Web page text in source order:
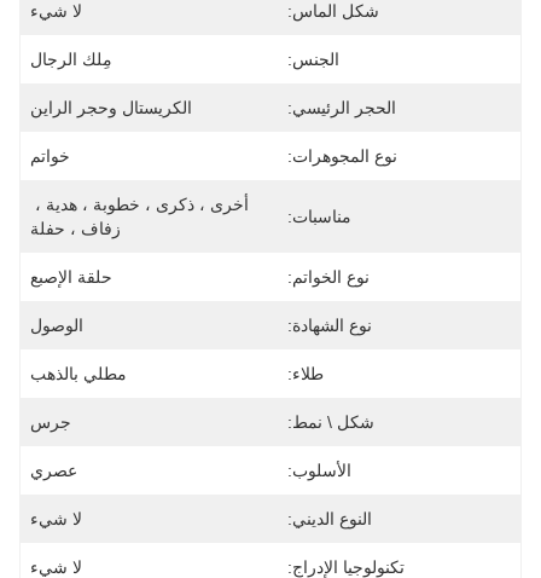
شكل الماس: لا شيء
الجنس: مِلك الرجال
الحجر الرئيسي: الكريستال وحجر الراين
نوع المجوهرات: خواتم
مناسبات:
زفاف ، حفلة
نوع الخواتم: حلقة الإصبع
نوع الشهادة: الوصول
طلاء: مطلي بالذهب
شكل \ نمط: جرس
الأسلوب: عصري
النوع الديني: لا شيء
تكنولوجيا الإدراج: لا شيء